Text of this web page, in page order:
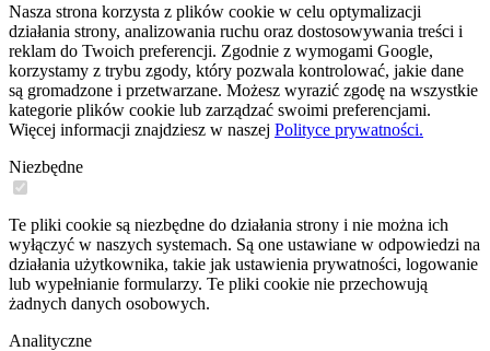
Nasza strona korzysta z plików cookie w celu optymalizacji
działania strony, analizowania ruchu oraz dostosowywania treści i
reklam do Twoich preferencji. Zgodnie z wymogami Google,
korzystamy z trybu zgody, który pozwala kontrolować, jakie dane
są gromadzone i przetwarzane. Możesz wyrazić zgodę na wszystkie
kategorie plików cookie lub zarządzać swoimi preferencjami.
Więcej informacji znajdziesz w naszej Polityce prywatności.
Niezbędne
Te pliki cookie są niezbędne do działania strony i nie można ich
wyłączyć w naszych systemach. Są one ustawiane w odpowiedzi na
działania użytkownika, takie jak ustawienia prywatności, logowanie
lub wypełnianie formularzy. Te pliki cookie nie przechowują
żadnych danych osobowych.
Analityczne